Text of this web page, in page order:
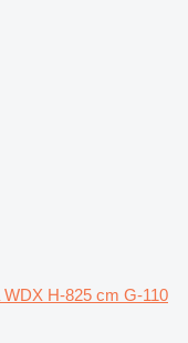
H-825 cm G-110